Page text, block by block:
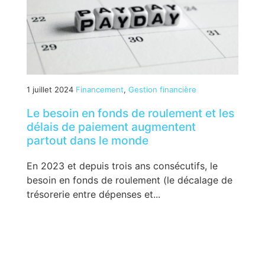
1 juillet 2024 Financement, Gestion financière
Le besoin en fonds de roulement et les
délais de paiement augmentent
partout dans le monde
En 2023 et depuis trois ans consécutifs, le
besoin en fonds de roulement (le décalage de
trésorerie entre dépenses et...